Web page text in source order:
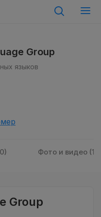
Group
языков
Фото и видео (1)
Group